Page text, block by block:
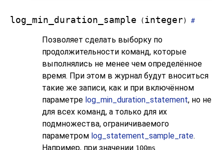
log_min_duration_sample ( integer) #
Позволяет сделать выборку по
продолжительности команд, которые
выполнялись не менее чем определённое
время. При этом в журнал будут вноситься
такие же записи, как и при включённом
параметре log_min_duration_statement, но не
для всех команд, а только для их
подмножества, ограничиваемого
параметром log_statement_sample_rate.
Например, при значении 100ms